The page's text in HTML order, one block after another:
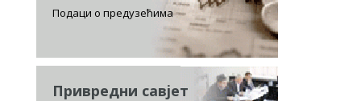
Подаци о предузећима
Привредни савјет